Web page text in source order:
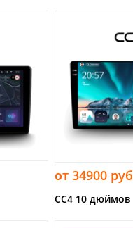
от 34900 руб
CC4 10 дюймов